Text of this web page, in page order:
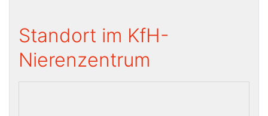
Standort im KfH-
Nierenzentrum